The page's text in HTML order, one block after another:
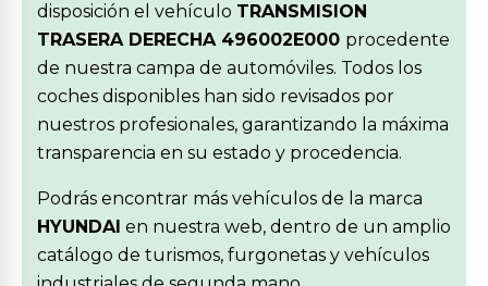
disposición el vehículo TRANSMISION
TRASERA DERECHA 496002E000 procedente
de nuestra campa de automóviles. Todos los
coches disponibles han sido revisados por
nuestros profesionales, garantizando la máxima
transparencia en su estado y procedencia.
Podrás encontrar más vehículos de la marca
HYUNDAI en nuestra web, dentro de un amplio
catálogo de turismos, furgonetas y vehículos